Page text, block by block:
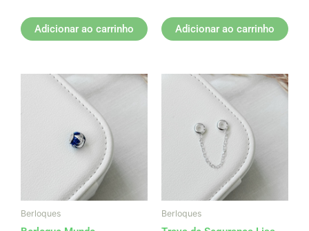
Adicionar ao carrinho Adicionar ao carrinho
Berloques Berloques